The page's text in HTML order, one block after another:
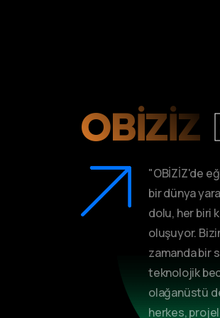
OBIZIZ
"OBİZİZ'de
bir dünya
dolu, her biri
oluşuyor.
zamanda bir
teknolojik
olağanüstü
herkes,